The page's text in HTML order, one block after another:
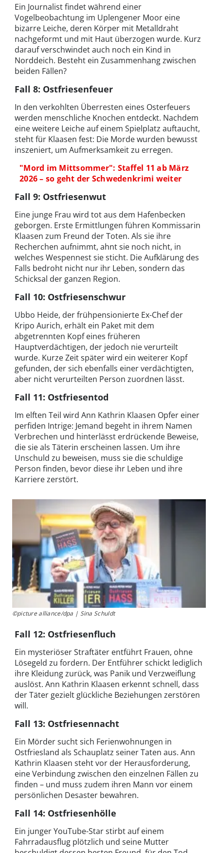
Ein Journalist findet während einer
Vogelbeobachtung im Uplengener Moor eine
bizarre Leiche, deren Körper mit Metalldraht
nachgeformt und mit Haut überzogen wurde. Kurz
darauf verschwindet auch noch ein Kind in
Norddeich. Besteht ein Zusammenhang zwischen
beiden Fällen?
Fall 8: Ostfriesenfeuer
In den verkohlten Überresten eines Osterfeuers
werden menschliche Knochen entdeckt. Nachdem
eine weitere Leiche auf einem Spielplatz auftaucht,
steht für Klaasen fest: Die Morde wurden bewusst
inszeniert, um Aufmerksamkeit zu erregen.
"Mord im Mittsommer": Staffel 11 ab März
2026 – so geht der Schwedenkrimi weiter
Fall 9: Ostfriesenwut
Eine junge Frau wird tot aus dem Hafenbecken
geborgen. Erste Ermittlungen führen Kommissarin
Klaasen zum Freund der Toten. Als sie ihre
Recherchen aufnimmt, ahnt sie noch nicht, in
welches Wespennest sie sticht. Die Aufklärung des
Falls bedroht nicht nur ihr Leben, sondern das
Schicksal der ganzen Region.
Fall 10: Ostfriesenschwur
Ubbo Heide, der frühpensionierte Ex-Chef der
Kripo Aurich, erhält ein Paket mit dem
abgetrennten Kopf eines früheren
Hauptverdächtigen, der jedoch nie verurteilt
wurde. Kurze Zeit später wird ein weiterer Kopf
gefunden, der sich ebenfalls einer verdächtigten,
aber nicht verurteilten Person zuordnen lässt.
Fall 11: Ostfriesentod
Im elften Teil wird Ann Kathrin Klaasen Opfer einer
perfiden Intrige: Jemand begeht in ihrem Namen
Verbrechen und hinterlässt erdrückende Beweise,
die sie als Täterin erscheinen lassen. Um ihre
Unschuld zu beweisen, muss sie die schuldige
Person finden, bevor diese ihr Leben und ihre
Karriere zerstört.
©picture alliance/dpa | Sina Schuldt
Fall 12: Ostfriesenfluch
Ein mysteriöser Straftäter entführt Frauen, ohne
Lösegeld zu fordern. Der Entführer schickt lediglich
ihre Kleidung zurück, was Panik und Verzweiflung
auslöst. Ann Kathrin Klaasen erkennt schnell, dass
der Täter gezielt glückliche Beziehungen zerstören
will.
Fall 13: Ostfriesennacht
Ein Mörder sucht sich Ferienwohnungen in
Ostfriesland als Schauplatz seiner Taten aus. Ann
Kathrin Klaasen steht vor der Herausforderung,
eine Verbindung zwischen den einzelnen Fällen zu
finden – und muss zudem ihren Mann vor einem
persönlichen Desaster bewahren.
Fall 14: Ostfriesenhölle
Ein junger YouTube-Star stirbt auf einem
Fahrradausflug plötzlich und seine Mutter